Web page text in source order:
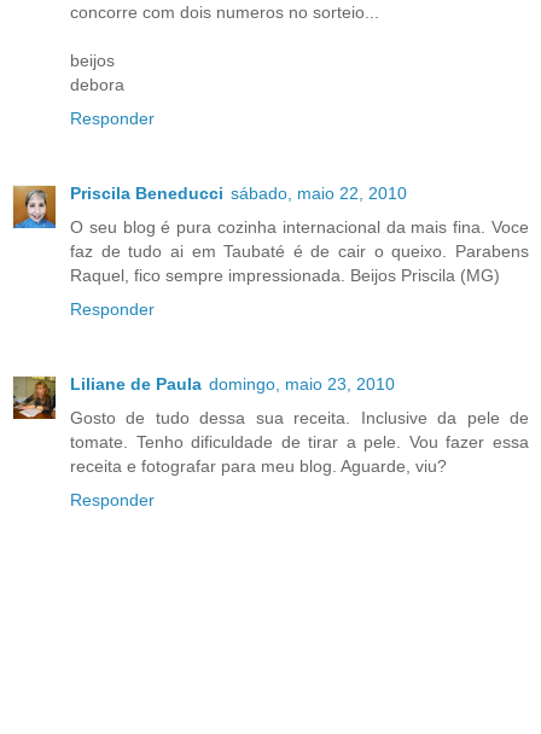
concorre com dois numeros no sorteio...
beijos
debora
Responder
Priscila Beneducci sábado, maio 22, 2010
O seu blog é pura cozinha internacional da mais fina. Voce
faz de tudo ai em Taubaté é de cair o queixo. Parabens
Raquel, fico sempre impressionada. Beijos Priscila (MG)
Responder
Liliane de Paula domingo, maio 23, 2010
Gosto de tudo dessa sua receita. Inclusive da pele de
tomate. Tenho dificuldade de tirar a pele. Vou fazer essa
receita e fotografar para meu blog. Aguarde, viu?
Responder